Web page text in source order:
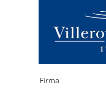
Firma